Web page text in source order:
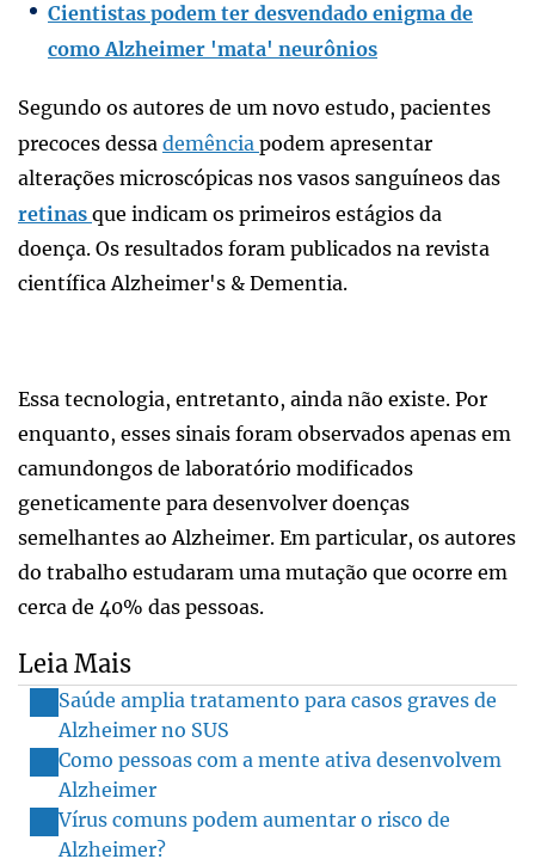
Cientistas podem ter desvendado enigma de
como Alzheimer 'mata' neurônios
Segundo os autores de um novo estudo, pacientes
precoces dessa demência podem apresentar
alterações microscópicas nos vasos sanguíneos das
retinas que indicam os primeiros estágios da
doença. Os resultados foram publicados na revista
científica Alzheimer's & Dementia.
Essa tecnologia, entretanto, ainda não existe. Por
enquanto, esses sinais foram observados apenas em
camundongos de laboratório modificados
geneticamente para desenvolver doenças
semelhantes ao Alzheimer. Em particular, os autores
do trabalho estudaram uma mutação que ocorre em
cerca de 40% das pessoas.
Leia Mais
Saúde amplia tratamento para casos graves de
Alzheimer no SUS
Como pessoas com a mente ativa desenvolvem
Alzheimer
Vírus comuns podem aumentar o risco de
Alzheimer?